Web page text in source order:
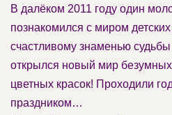
В далёком 2011 году один
познакомился с миром
счастливому знаменью
открылся новый мир
цветных красок! Проходили
праздником…